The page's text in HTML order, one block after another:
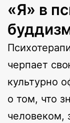
«Я» в
черпает
культурно
о том, что
человеком,